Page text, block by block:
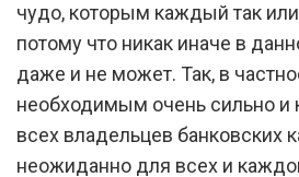
чудо, которым каждый так
потому что никак иначе в
даже и не может. Так, в
необходимым очень сильно и
всех владельцев банковских
неожиданно для всех и